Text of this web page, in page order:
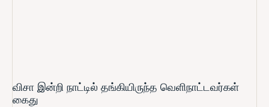
விசா இன்றி நாட்டில் தங்கியிருந்த வெளிநாட்டவர்கள்
கைது